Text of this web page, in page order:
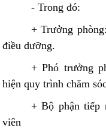
- Trong đó:
+ Trưởng
điều dưỡng.
+ Phó trưởng
hiện quy trình chăm
+ Bộ phận tiếp
viên